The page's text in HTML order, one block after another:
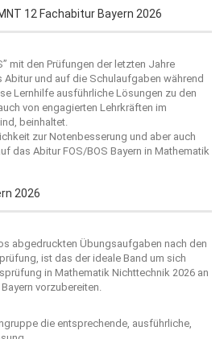
12 Fachabitur Bayern 2026
” mit den Prüfungen der letzten Jahre
und auf die Schulaufgaben während
Lernhilfe ausführliche Lösungen zu den
von engagierten Lehrkräften im
beinhaltet.
zur Notenbesserung und aber auch
das Abitur FOS/BOS Bayern in Mathematik
2026
abgedruckten Übungsaufgaben nach den
ist das der ideale Band um sich
in Mathematik Nichttechnik 2026 an
vorzubereiten.
die entsprechende, ausführliche,